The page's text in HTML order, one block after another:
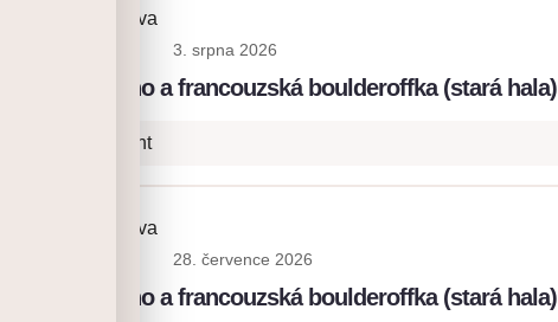
Daria Platova
3. srpna 2026
SmíchOFF: lano a francouzská boulderoffka (stará hala)
8- Onsight
Daria Platova
28. července 2026
SmíchOFF: lano a francouzská boulderoffka (stará hala)